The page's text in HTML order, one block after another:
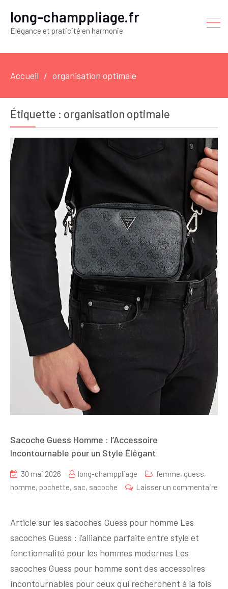
long-champpliage.fr
Élégance et praticité en harmonie
Accueil organisation optimale
Étiquette : organisation optimale
Sacoche Guess Homme : l’Accessoire
Incontournable pour un Style Élégant
30 mai 2026 long-champpliage femme, guess,
homme, pochette, sac, sacoche
Laisser un commentaire
Guess
Homme
:
l’Accessoire
Incontournable
Article sur les sacoches Guess pour homme Les
sacoches Guess : l’alliance parfaite entre style et
fonctionnalité pour les hommes modernes Les
sacoches Guess pour homme sont des accessoires
incontournables pour ceux qui recherchent à la fois